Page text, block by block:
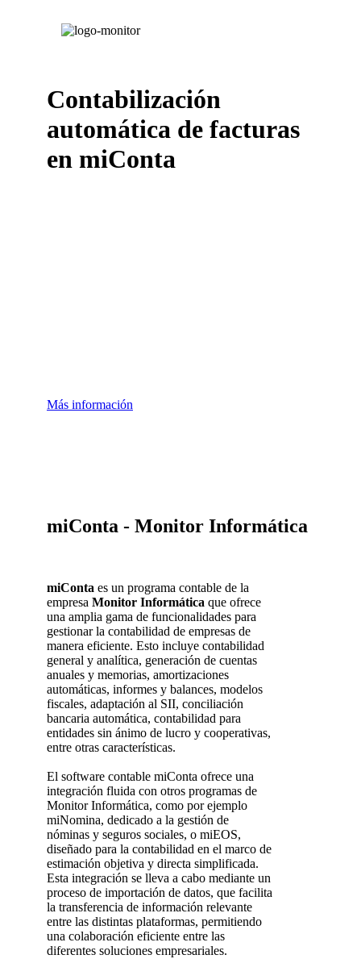
Contabilización
automática de facturas
en miConta
Más información
miConta - Monitor Informática
miConta es un programa contable de la
empresa Monitor Informática que ofrece
una amplia gama de funcionalidades para
gestionar la contabilidad de empresas de
manera eficiente. Esto incluye contabilidad
general y analítica, generación de cuentas
anuales y memorias, amortizaciones
automáticas, informes y balances, modelos
fiscales, adaptación al SII, conciliación
bancaria automática, contabilidad para
entidades sin ánimo de lucro y cooperativas,
entre otras características.
El software contable miConta ofrece una
integración fluida con otros programas de
Monitor Informática, como por ejemplo
miNomina, dedicado a la gestión de
nóminas y seguros sociales, o miEOS,
diseñado para la contabilidad en el marco de
estimación objetiva y directa simplificada.
Esta integración se lleva a cabo mediante un
proceso de importación de datos, que facilita
la transferencia de información relevante
entre las distintas plataformas, permitiendo
una colaboración eficiente entre las
diferentes soluciones empresariales.